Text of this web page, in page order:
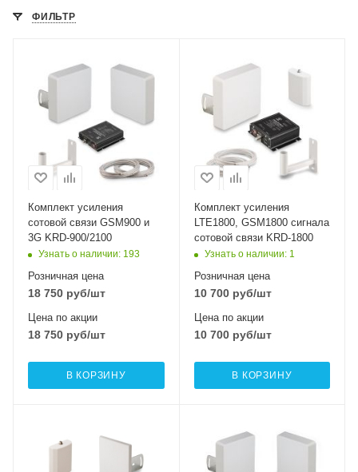
ФИЛЬТР
частот UpLink
880–915 / 1920–
1980 МГц
Рабочий диапазон
частот DownLink
925–960 / 2110–
2170 МГц
Коэффициент
усиления UpLink
55-60 дБ
усиления DownLink
60-65 дБ
Коэффициент шума
≤6 dBi
Максимальная
выходная мощность
Максимальная
Комплект усиления
сотовой связи GSM900 и
3G KRD-900/2100
Узнать о наличии: 193
Розничная цена
18 750 руб/шт
Цена по акции
18 750 руб/шт
В КОРЗИНУ
частот UpLink
1710-1785 МГц
Рабочий диапазон
частот DownLink
1805-1880 МГц
Коэффициент
50-55 дБ
Коэффициент
Коэффициент шума
выходная мощность
UpLink
DownLink
17 дбм
Комплект усиления
LTE1800, GSM1800 сигнала
сотовой связи KRD-1800
Узнать о наличии: 1
Розничная цена
10 700руб/шт
Цена по акции
10 700руб/шт
В КОРЗИНУ
частот UpLink
частот UpLink
1710 -1785 / 1920-